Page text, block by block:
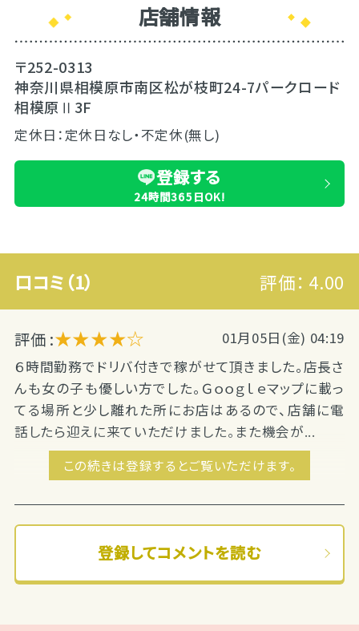
店舗情報
〒252-0313
神奈川県相模原市南区松が枝町24-7パークロード
相模原Ⅱ3F
定休日：定休日なし・不定休(無し)
登録する
24時間365日OK!
口コミ（1） 評価： 4.00
評価 :★★★★☆
01月05日(金) 04:19
６時間勤務でドリバ付きで稼がせて頂きました。店長さ
んも女の子も優しい方でした。Ｇｏｏｇｌｅマップに載っ
てる場所と少し離れた所にお店はあるので、店舗に電
話したら迎えに来ていただけました。また機会が...
この続きは登録するとご覧いただけます。
登録してコメントを読む